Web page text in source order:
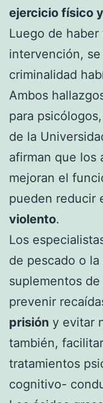
ejercicio físico
Luego de
intervención,
criminalidad
Ambos
para
de la
afirman que los
mejoran el
pueden reducir
violento.
Los
de pescado o
suplementos
prevenir
prisión y evitar
también,
tratamientos
cognitivo-